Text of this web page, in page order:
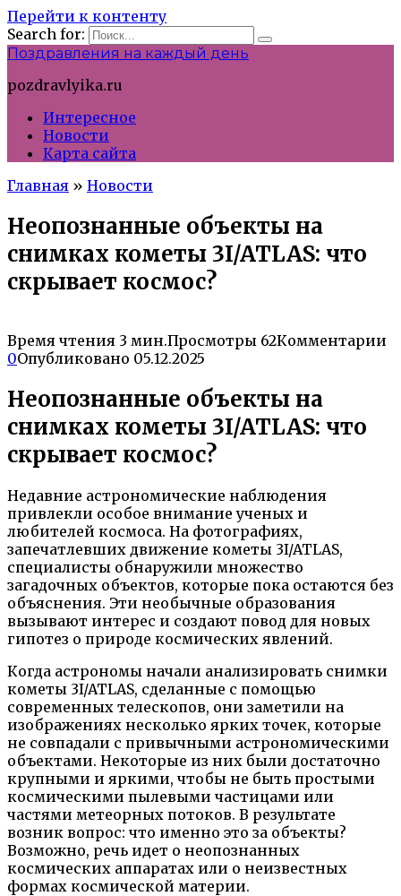
Перейти к контенту
Search for:
Поздравления на каждый день
pozdravlyika.ru
Интересное
Новости
Карта сайта
Главная » Новости
Неопознанные объекты на
снимках кометы 3I/ATLAS: что
скрывает космос?
Время чтения 3 мин.Просмотры 62Комментарии
0Опубликовано 05.12.2025
Неопознанные объекты на
снимках кометы 3I/ATLAS: что
скрывает космос?
Недавние астрономические наблюдения
привлекли особое внимание ученых и
любителей космоса. На фотографиях,
запечатлевших движение кометы 3I/ATLAS,
специалисты обнаружили множество
загадочных объектов, которые пока остаются без
объяснения. Эти необычные образования
вызывают интерес и создают повод для новых
гипотез о природе космических явлений.
Когда астрономы начали анализировать снимки
кометы 3I/ATLAS, сделанные с помощью
современных телескопов, они заметили на
изображениях несколько ярких точек, которые
не совпадали с привычными астрономическими
объектами. Некоторые из них были достаточно
крупными и яркими, чтобы не быть простыми
космическими пылевыми частицами или
частями метеорных потоков. В результате
возник вопрос: что именно это за объекты?
Возможно, речь идет о неопознанных
космических аппаратах или о неизвестных
формах космической материи.